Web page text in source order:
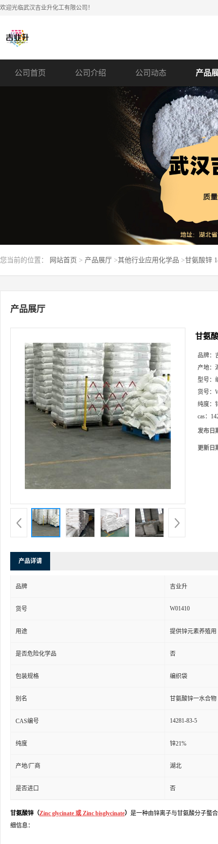
欢迎光临武汉吉业升化工有限公司！
公司首页 公司介绍 公司动态 产品
您当前的位置： 网站首页 > 产品展厅 >其他行业应用化学品 >甘氨酸锌
产品展厅
甘氨
品牌：
产地：
型号：
货号：
纯度：
cas：
发布日
更新日
产品详请
品牌 吉业升
货号 W01410
用途 提供锌元素养殖用
是否危险化学品 否
包装规格 编织袋
别名 甘氨酸锌一水合物
CAS编号 14281-83-5
纯度 锌21%
产地/厂商 湖北
是否进口 否
甘氨酸锌（Zinc glycinate 或 Zinc bisglycinate） 是一种由锌离子与甘氨酸分子螯
细信息：